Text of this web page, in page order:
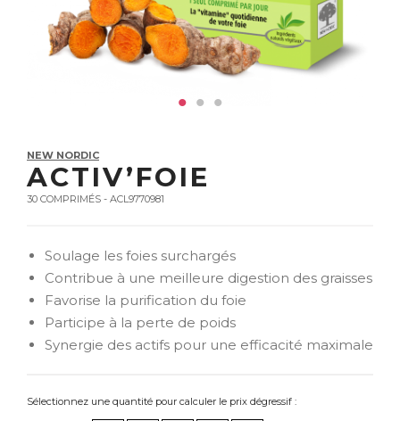
NEW NORDIC
ACTIV’FOIE
30 COMPRIMÉS - ACL9770981
Soulage les foies surchargés
Contribue à une meilleure digestion des graisses
Favorise la purification du foie
Participe à la perte de poids
Synergie des actifs pour une efficacité maximale
Sélectionnez une quantité pour calculer le prix dégressif :